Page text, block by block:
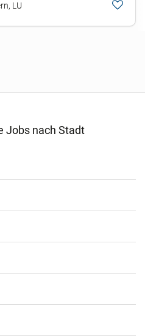
LU
Jobs nach Stadt